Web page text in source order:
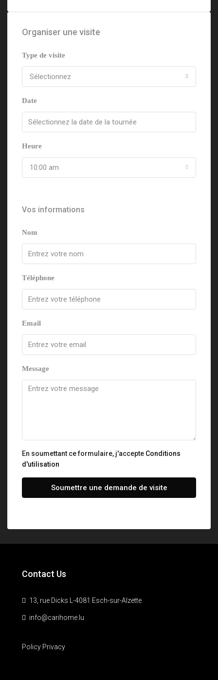
Organiser une visite
Type de visite
Sélectionnez
Date
Heure
10:00 am
Vos informations
Nom
Téléphone
Email
Message
En soumettant ce formulaire, j'accepte Conditions
d'utilisation
Soumettre une demande de visite
Contact Us
13, rue Dicks L-4081 Esch-sur-Alzette
info@carihome.lu
Policy Privacy